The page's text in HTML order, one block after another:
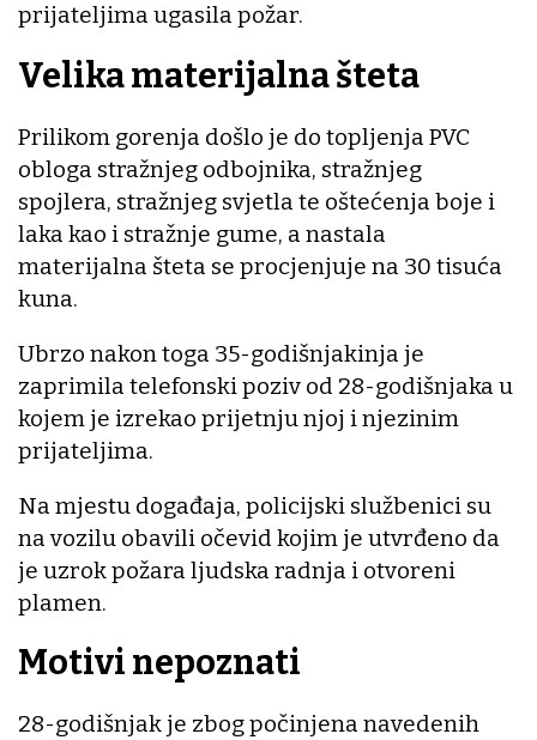
prijateljima ugasila požar.
Velika materijalna šteta
Prilikom gorenja došlo je do topljenja PVC
obloga stražnjeg odbojnika, stražnjeg
spojlera, stražnjeg svjetla te oštećenja boje i
laka kao i stražnje gume, a nastala
materijalna šteta se procjenjuje na 30 tisuća
kuna.
Ubrzo nakon toga 35-godišnjakinja je
zaprimila telefonski poziv od 28-godišnjaka u
kojem je izrekao prijetnju njoj i njezinim
prijateljima.
Na mjestu događaja, policijski službenici su
na vozilu obavili očevid kojim je utvrđeno da
je uzrok požara ljudska radnja i otvoreni
plamen.
Motivi nepoznati
28-godišnjak je zbog počinjena navedenih